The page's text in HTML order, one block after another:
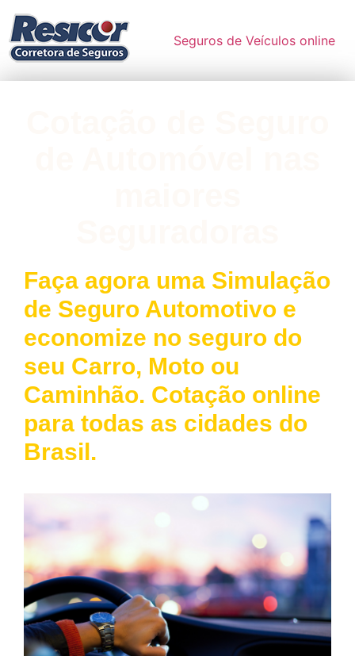
Seguros de Veículos online
Faça agora uma Simulação
de Seguro Automotivo e
economize no seguro do
seu Carro, Moto ou
Caminhão. Cotação online
para todas as cidades do
Brasil.